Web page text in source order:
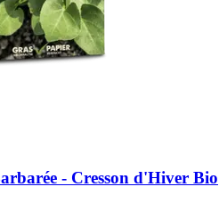
-​ Cresson d'Hiver Bio